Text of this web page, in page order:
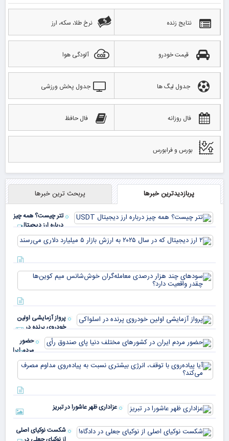
نتایج زنده نرخ طلا، سکه، ارز
قیمت خودرو آلودگی هوا
جدول لیگ ها جدول پخش ورزشی
فال روزانه فال حافظ
بورس و فرابورس
پربازدیدترین خبرها پربحث ترین خبرها
تتر چیست؟ همه چیز
درباره ارز دیجیتال
USDT
پرواز آزمایشی اولین
خودروی پرنده در
اسلواکی
حضور
مردم ایران
در
کشورهای
مختلف
دنیا پای
صندوق
عزاداری ظهر عاشورا در تبریز
شکست نوکیای اصلی